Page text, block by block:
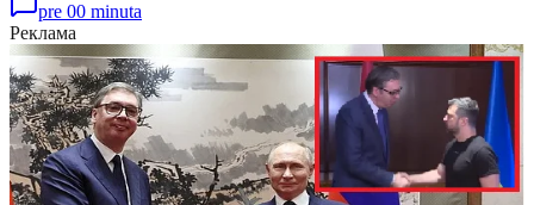
pre 00 minuta
Реклама